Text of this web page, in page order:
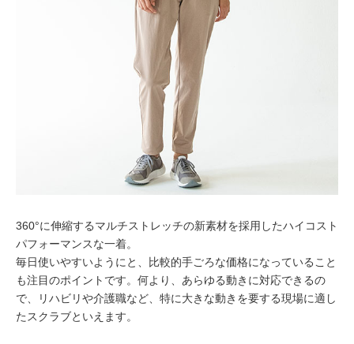
360°に伸縮するマルチストレッチの新素材を採用したハイコスト
パフォーマンスな一着。
毎日使いやすいようにと、比較的手ごろな価格になっていること
も注目のポイントです。何より、あらゆる動きに対応できるの
で、リハビリや介護職など、特に大きな動きを要する現場に適し
たスクラブといえます。